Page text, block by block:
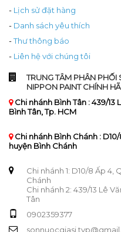
- Lịch sử đặt hàng
- Danh sách yêu thích
-Thư thông báo
- Liên hệ với chúng tôi
TRUNG TÂM PHÂN
NIPPON PAINT CHÍNH
Chi nhánh Bình Tân : 439/13
Bình Tân, Tp. HCM
Chi nhánh Bình Chánh :
huyện Bình Chánh
Chi nhánh 1: D10/8 Ấp 4,
Chánh
Chi nhánh 2: 439/13 Lê
Tân
0902359377